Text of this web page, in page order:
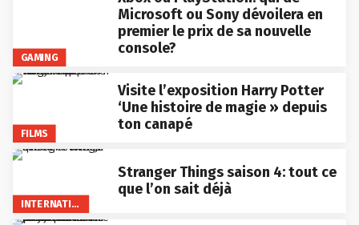
GAMING
Microsoft ou Sony dévoilera en
premier le prix de sa nouvelle
console?
FILMS
Visite l’exposition Harry Potter
‘Une histoire de magie » depuis
ton canapé
INTERNATIONAL
Stranger Things saison 4: tout ce
que l’on sait déjà